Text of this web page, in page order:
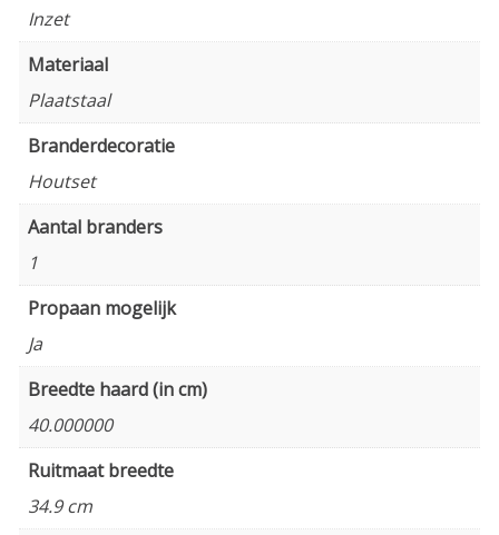
Inzet
Materiaal
Plaatstaal
Branderdecoratie
Houtset
Aantal branders
1
Propaan mogelijk
Ja
Breedte haard (in cm)
40.000000
Ruitmaat breedte
34.9 cm